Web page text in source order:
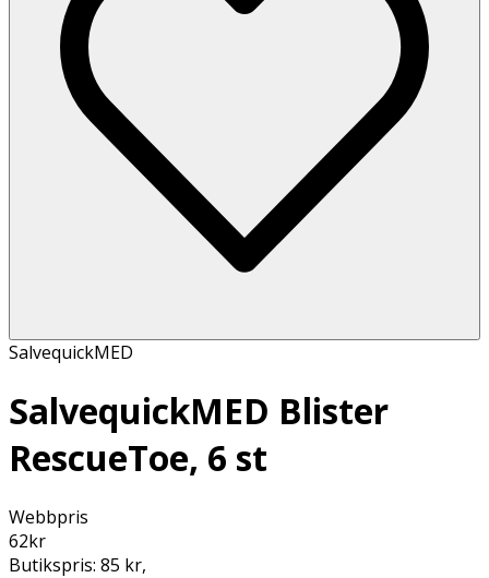
SalvequickMED
SalvequickMED Blister
RescueToe, 6 st
Webbpris
62kr
Butikspris: 85 kr,